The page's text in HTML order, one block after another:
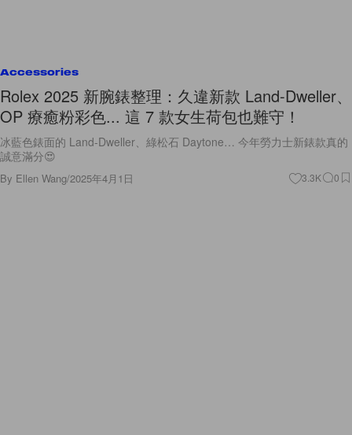
Accessories
Rolex 2025 新腕錶整理：久違新款 Land-Dweller、
OP 療癒粉彩色... 這 7 款女生荷包也難守！
冰藍色錶面的 Land-Dweller、綠松石 Daytone… 今年勞力士新錶款真的
誠意滿分😍
By Ellen Wang/2025年4月1日 3.3K 0